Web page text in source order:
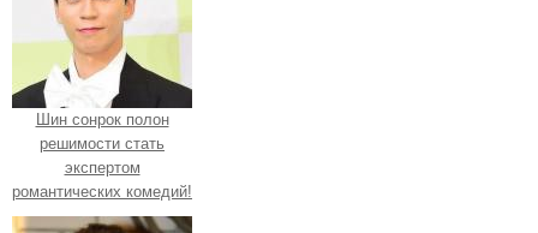
Шин сонрок полон
решимости стать
экспертом
романтических комедий!